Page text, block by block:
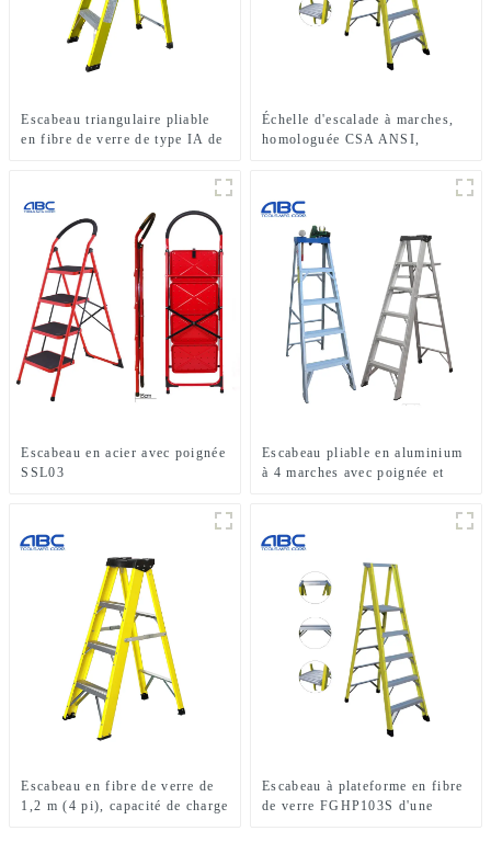
Escabeau triangulaire pliable
en fibre de verre de type IA de
Échelle d'escalade à marches,
homologuée CSA ANSI,
verre à 5 marches, simple face
Escabeau en acier avec poignée
SSL03
Escabeau pliable en aluminium
à 4 marches avec poignée et
Escabeau en fibre de verre de
1,2 m (4 pi), capacité de charge
Escabeau à plateforme en fibre
de verre FGHP103S d'une